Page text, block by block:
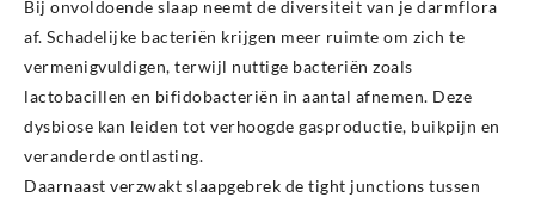
Bij onvoldoende slaap neemt de diversiteit van je darmflora
af. Schadelijke bacteriën krijgen meer ruimte om zich te
vermenigvuldigen, terwijl nuttige bacteriën zoals
lactobacillen en bifidobacteriën in aantal afnemen. Deze
dysbiose kan leiden tot verhoogde gasproductie, buikpijn en
veranderde ontlasting.
Daarnaast verzwakt slaapgebrek de tight junctions tussen